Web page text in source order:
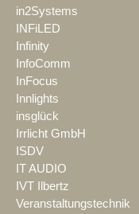
in2Systems
INFiLED
Infinity
InfoComm
InFocus
Innlights
insglück
Irrlicht GmbH
ISDV
IT AUDIO
IVT Ilbertz
Veranstaltungstechnik